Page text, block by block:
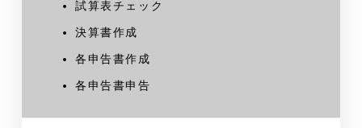
試算表チェック
決算書作成
各申告書作成
各申告書申告